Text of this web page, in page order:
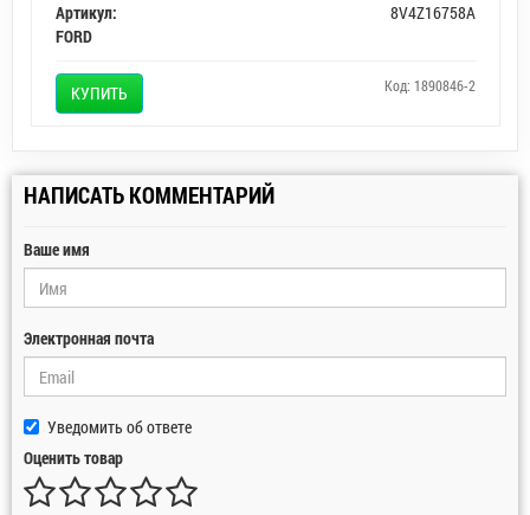
Артикул:
8V4Z16758A
FORD
КУПИТЬ Код: 1890846-2
НАПИСАТЬ КОММЕНТАРИЙ
Ваше имя
Электронная почта
Уведомить об ответе
Оценить товар